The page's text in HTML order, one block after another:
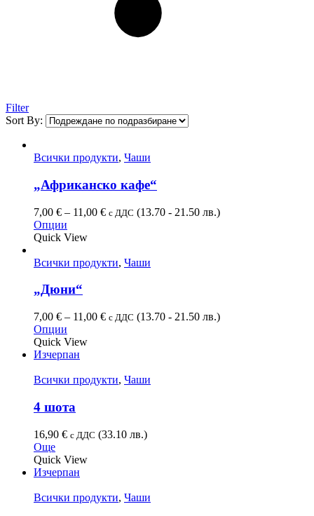
Filter
Sort By:
Всички продукти, Чаши
„Африканско кафе“
7,00 € – 11,00 € с ДДС (13.70 - 21.50 лв.)
Опции
Quick View
Всички продукти, Чаши
„Дюни“
7,00 € – 11,00 € с ДДС (13.70 - 21.50 лв.)
Опции
Quick View
Изчерпан
Всички продукти, Чаши
4 шота
16,90 € с ДДС (33.10 лв.)
Още
Quick View
Изчерпан
Всички продукти, Чаши